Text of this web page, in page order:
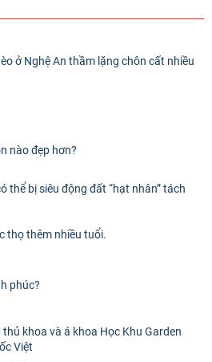
ở Nghệ An thầm lặng chôn cất nhiều
nào đẹp hơn?
thể bị siêu động đất “hạt nhân” tách
thọ thêm nhiều tuổi.
phúc?
thủ khoa và á khoa Học Khu Garden
Việt